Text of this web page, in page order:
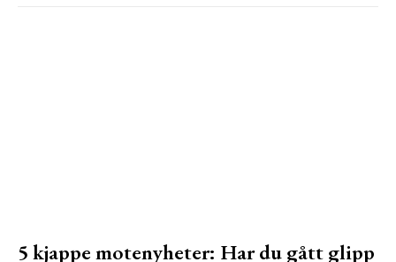
5 kjappe motenyheter: Har du gått glipp